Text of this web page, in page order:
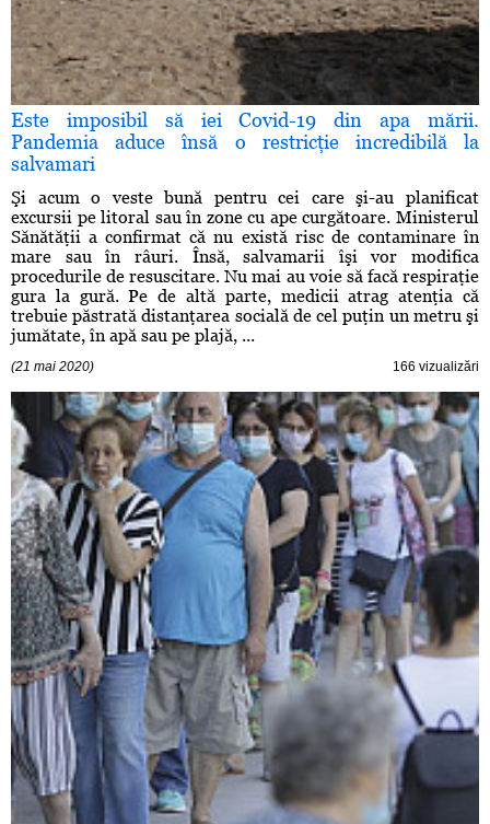
Este imposibil să iei Covid-19 din apa mării.
Pandemia aduce însă o restricţie incredibilă la
salvamari
Şi acum o veste bună pentru cei care şi-au planificat
excursii pe litoral sau în zone cu ape curgătoare. Ministerul
Sănătăţii a confirmat că nu există risc de contaminare în
mare sau în râuri. Însă, salvamarii îşi vor modifica
procedurile de resuscitare. Nu mai au voie să facă respiraţie
gura la gură. Pe de altă parte, medicii atrag atenţia că
trebuie păstrată distanţarea socială de cel puţin un metru şi
jumătate, în apă sau pe plajă, ...
(21 mai 2020) 166 vizualizări